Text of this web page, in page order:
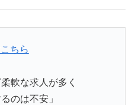
ちら
軟な求人が多く
のは不安」